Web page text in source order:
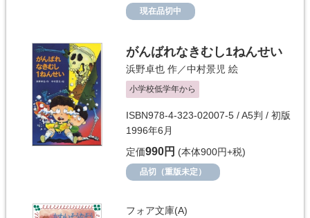
現在品切中
がんばれなきむし1ねんせい
浜野卓也 作／中村景児 絵
小学校低学年から
ISBN978-4-323-02007-5 / A5判 / 初版
1996年6月
定価990円 (本体900円+税)
品切（重版未定）
フォア文庫(A)